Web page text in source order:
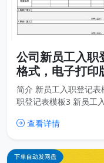
公司新员工入
格式，电子打印
简介 新员工入职登记
职登记表模板3 新员工
查看详情